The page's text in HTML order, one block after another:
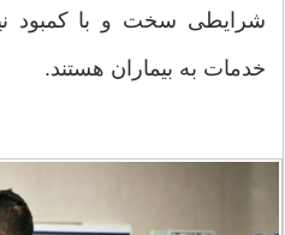
شرایطی سخت و با کمبود
خدمات به بیماران هستند.